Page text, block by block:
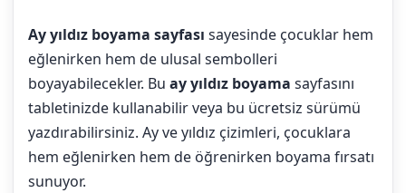
Ay yıldız boyama sayfası sayesinde çocuklar hem
eğlenirken hem de ulusal sembolleri
boyayabilecekler. Bu ay yıldız boyama sayfasını
tabletinizde kullanabilir veya bu ücretsiz sürümü
yazdırabilirsiniz. Ay ve yıldız çizimleri, çocuklara
hem eğlenirken hem de öğrenirken boyama fırsatı
sunuyor.